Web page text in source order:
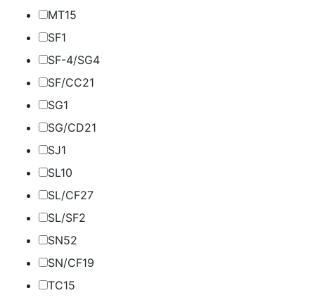
MT15
SF1
SF-4/SG4
SF/CC21
SG1
SG/CD21
SJ1
SL10
SL/CF27
SL/SF2
SN52
SN/CF19
TC15